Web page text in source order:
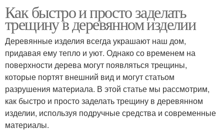
Как быстро и просто заделать
трещину в деревянном изделии
Деревянные изделия всегда украшают наш дом,
придавая ему тепло и уют. Однако со временем на
поверхности дерева могут появляться трещины,
которые портят внешний вид и могут статьом
разрушения материала. В этой статье мы рассмотрим,
как быстро и просто заделать трещину в деревянном
изделии, используя подручные средства и современные
материалы.